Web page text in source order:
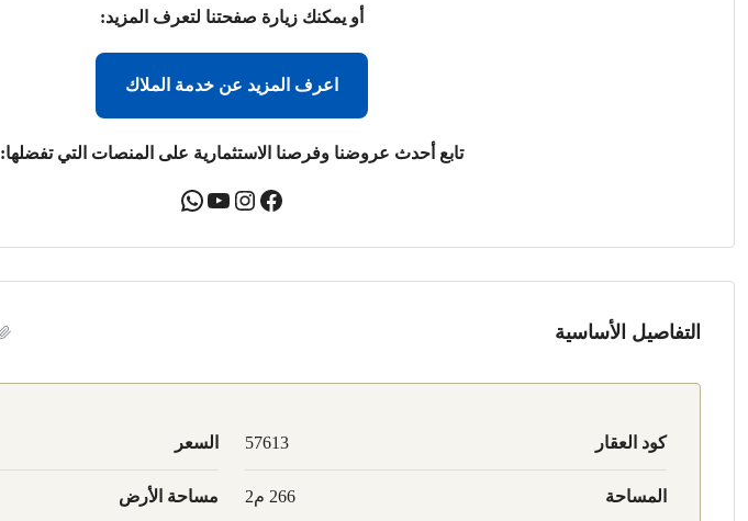
أو يمكنك زيارة صفحتنا لتعرف المزيد:
اعرف المزيد عن خدمة الملاك
تابع أحدث عروضنا وفرصنا الاستثمارية على المنصات التي تفضلها:
التفاصيل الأساسية
كود العقار 57613 السعر
المساحة 266 م2 مساحة الأرض